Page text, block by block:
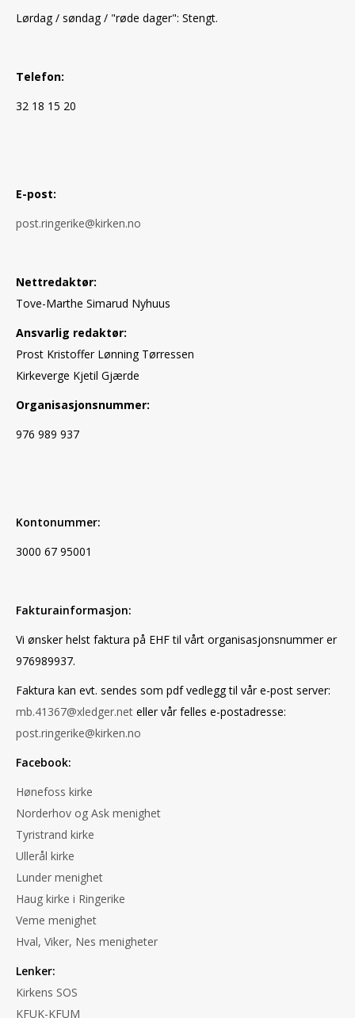
Lørdag / søndag / "røde dager": Stengt.
Telefon:
32 18 15 20
E-post:
post.ringerike@kirken.no
Nettredaktør:
Tove-Marthe Simarud Nyhuus
Ansvarlig redaktør:
Prost Kristoffer Lønning Tørressen
Kirkeverge Kjetil Gjærde
Organisasjonsnummer:
976 989 937
Kontonummer:
3000 67 95001
Fakturainformasjon:
Vi ønsker helst faktura på EHF til vårt organisasjonsnummer er
976989937.
Faktura kan evt. sendes som pdf vedlegg til vår e-post server:
mb.41367@xledger.net eller vår felles e-postadresse:
post.ringerike@kirken.no
Facebook:
Hønefoss kirke
Norderhov og Ask menighet
Tyristrand kirke
Ullerål kirke
Lunder menighet
Haug kirke i Ringerike
Veme menighet
Hval, Viker, Nes menigheter
Lenker:
Kirkens SOS
KFUK-KFUM